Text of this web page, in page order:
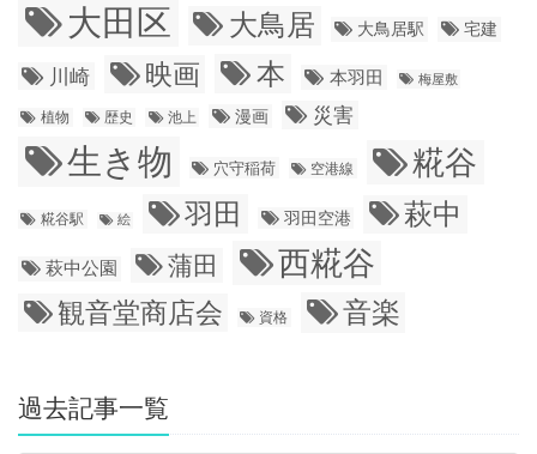
大田区 大鳥居 大鳥居駅 宅建
川崎 映画 本 本羽田 梅屋敷
植物 歴史 池上 漫画 災害
生き物 穴守稲荷 空港線 糀谷
糀谷駅 絵 羽田 羽田空港 萩中
萩中公園 蒲田 西糀谷
観音堂商店会 資格 音楽
過去記事一覧